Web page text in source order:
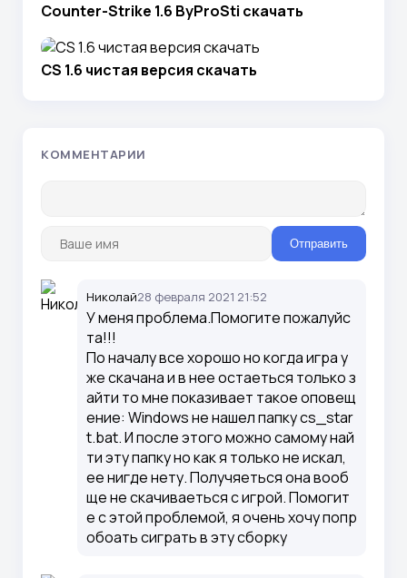
Counter-Strike 1.6 ByProSti скачать
CS 1.6 чистая версия скачать
КОММЕНТАРИИ
Отправить
Николай28 февраля 2021 21:52
У меня проблема.Помогите пожалуйс
та!!!
По началу все хорошо но когда игра у
же скачана и в нее остаеться только з
айти то мне показивает такое оповещ
ение: Windows не нашел папку cs_star
t.bat. И после этого можно самому най
ти эту папку но как я только не искал,
ее нигде нету. Получяеться она вооб
ще не скачиваеться с игрой. Помогит
е с этой проблемой, я очень хочу попр
обоать сиграть в эту сборку